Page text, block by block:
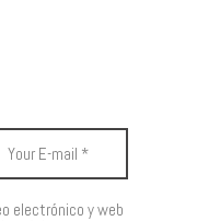
electrónico y web